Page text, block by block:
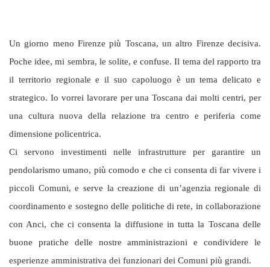
Un giorno meno Firenze più Toscana, un altro Firenze decisiva.
Poche idee, mi sembra, le solite, e confuse. Il tema del rapporto tra
il territorio regionale e il suo capoluogo è un tema delicato e
strategico. Io vorrei lavorare per una Toscana dai molti centri, per
una cultura nuova della relazione tra centro e periferia come
dimensione policentrica.
Ci servono investimenti nelle infrastrutture per garantire un
pendolarismo umano, più comodo e che ci consenta di far vivere i
piccoli Comuni, e serve la creazione di un’agenzia regionale di
coordinamento e sostegno delle politiche di rete, in collaborazione
con Anci, che ci consenta la diffusione in tutta la Toscana delle
buone pratiche delle nostre amministrazioni e condividere le
esperienze amministrativa dei funzionari dei Comuni più grandi.